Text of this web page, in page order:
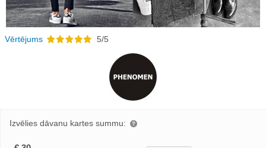
Vērtējums 5/5
Izvēlies dāvanu kartes summu: